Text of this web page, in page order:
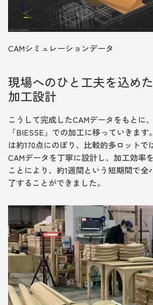
CAMシミュレーションデータ
現場へのひと工夫を込め
加工設計
こうして完成したCAMデータをもとに
「BIESSE」での加工に移っていきま
は約170点にのぼり、比較的多ロットで
CAMデータを丁寧に設計し、加工効率
ことにより、約1週間という短期間で全
了することができました。